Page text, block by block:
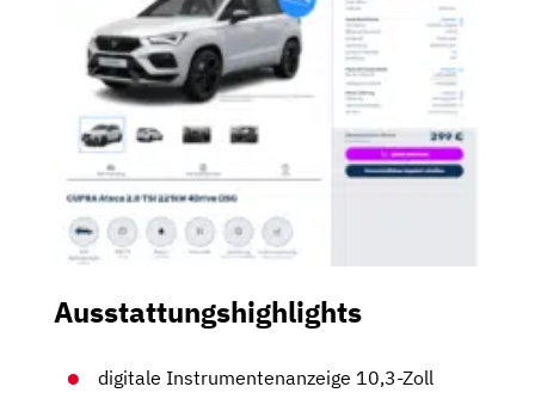
Ausstattungshighlights
digitale Instrumentenanzeige 10,3-Zoll